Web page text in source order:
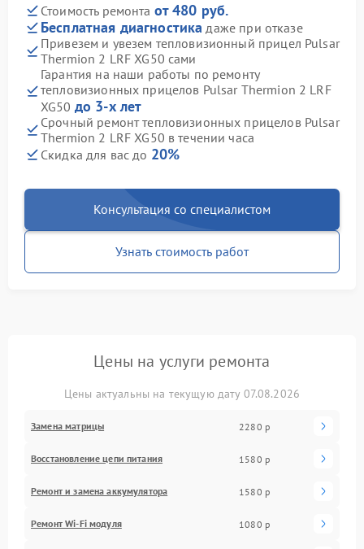
Стоимость ремонта от 480 руб.
Бесплатная диагностика даже при отказе
Привезем и увезем тепловизионный прицел Pulsar
Thermion 2 LRF XG50 сами
Гарантия на наши работы по ремонту
тепловизионных прицелов Pulsar Thermion 2 LRF
XG50 до 3-х лет
Срочный ремонт тепловизионных прицелов Pulsar
Thermion 2 LRF XG50 в течении часа
Скидка для вас до 20%
Консультация со специалистом
Узнать стоимость работ
Цены на услуги ремонта
Цены актуальны на текущую дату 07.08.2026
Замена матрицы 2280 р
Восстановление цепи питания 1580 р
Ремонт и замена аккумулятора 1580 р
Ремонт Wi-Fi модуля 1080 р